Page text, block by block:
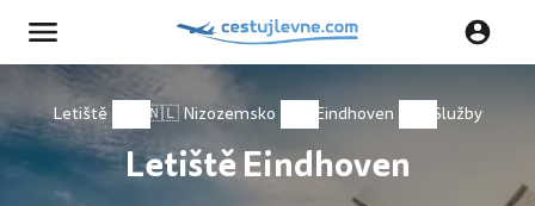
Letiště 🇳🇱 Nizozemsko Eindhoven Služby
Letiště Eindhoven